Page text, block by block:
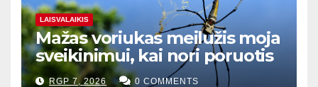
LAISVALAIKIS
Mažas voriukas meilužis moja
sveikinimui, kai nori poruotis
RGP 7, 2026 0 COMMENTS